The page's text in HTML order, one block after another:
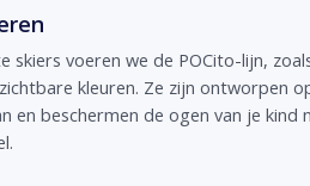
skiers voeren we de POCito-lijn,
kleuren. Ze zijn ontworpen
en beschermen de ogen van je kind